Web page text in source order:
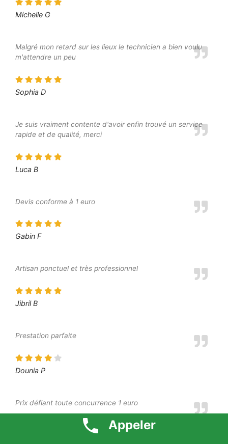
Michelle G
Malgré mon retard sur les lieux le technicien a bien voulu
m'attendre un peu
Sophia D
Je suis vraiment contente d'avoir enfin trouvé un service
rapide et de qualité, merci
Luca B
Devis conforme à 1 euro
Gabin F
Artisan ponctuel et très professionnel
Jibril B
Prestation parfaite
Dounia P
Prix défiant toute concurrence 1 euro
Appeler